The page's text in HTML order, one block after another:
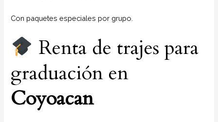
Con paquetes especiales por grupo.
Renta de trajes para
graduación en
Coyoacan